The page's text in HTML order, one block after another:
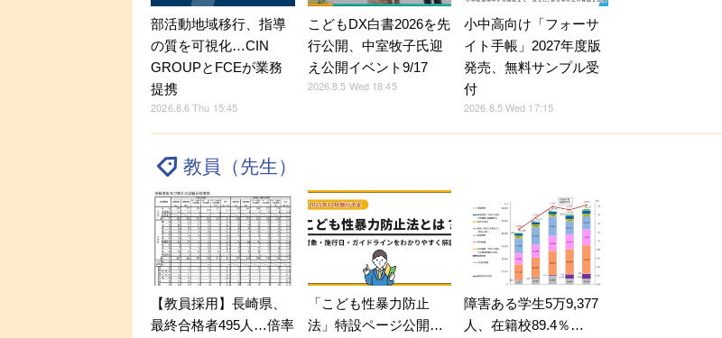
部活動地域移行、指導
の質を可視化…CIN
GROUPとFCEが業務
提携
2026.8.6 Thu 15:45
こどもDX白書2026を先
行公開、中室牧子氏迎
え公開イベント9/17
2026.8.5 Wed 18:45
小中高向け「フォーサ
イト手帳」2027年度版
発売、無料サンプル受
付
2026.8.5 Wed 17:15
教員（先生）
【教員採用】長崎県、
最終合格者495人…倍率
「こども性暴力防止
法」特設ページ公開…
障害ある学生5万9,377
人、在籍校89.4％…